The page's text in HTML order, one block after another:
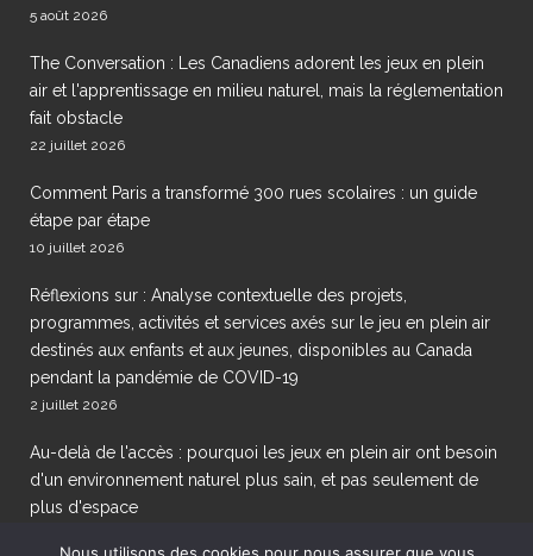
5 août 2026
The Conversation : Les Canadiens adorent les jeux en plein
air et l'apprentissage en milieu naturel, mais la réglementation
fait obstacle
22 juillet 2026
Comment Paris a transformé 300 rues scolaires : un guide
étape par étape
10 juillet 2026
Réflexions sur : Analyse contextuelle des projets,
programmes, activités et services axés sur le jeu en plein air
destinés aux enfants et aux jeunes, disponibles au Canada
pendant la pandémie de COVID-19
2 juillet 2026
Au-delà de l'accès : pourquoi les jeux en plein air ont besoin
d'un environnement naturel plus sain, et pas seulement de
plus d'espace